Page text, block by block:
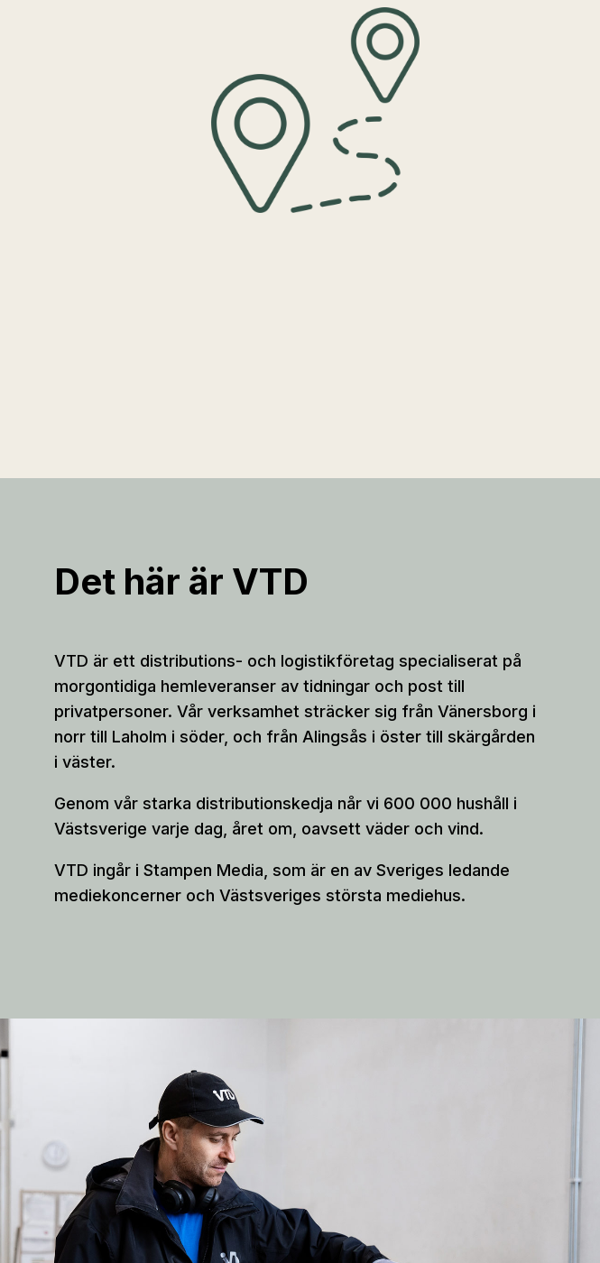
Det här är VTD
VTD är ett distributions- och logistikföretag specialiserat på
morgontidiga hemleveranser av tidningar och post till
privatpersoner. Vår verksamhet sträcker sig från Vänersborg i
norr till Laholm i söder, och från Alingsås i öster till skärgården
i väster.
Genom vår starka distributionskedja når vi 600 000 hushåll i
Västsverige varje dag, året om, oavsett väder och vind.
VTD ingår i Stampen Media, som är en av Sveriges ledande
mediekoncerner och Västsveriges största mediehus.